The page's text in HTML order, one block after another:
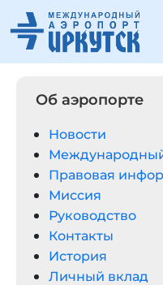
Об аэропорте
Новости
Правовая
Миссия
Руководство
Контакты
История
Личный вклад